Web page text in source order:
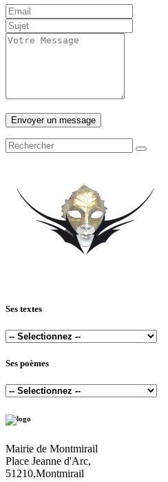
Ses textes
Ses poèmes
Mairie de Montmirail
Place Jeanne d'Arc,
51210,Montmirail